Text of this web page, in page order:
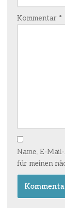
Kommentar *
Name, E-
für meinen